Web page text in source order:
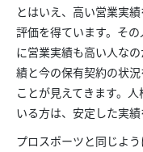
とはいえ、高い営業実
評価を得ています。そ
に営業実績も高い人な
績と今の保有契約の状
ことが見えてきます。
いる方は、安定した実績
プロスポーツと同じよ